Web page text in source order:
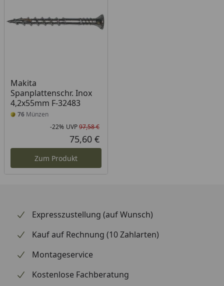
Makita
Spanplattenschr. Inox
4,2x55mm F-32483
76 Münzen
Rabatt in Prozent
-22%
Ursprünglicher Preis
UVP97,58 €
Aktueller Preis
75,60 €
Zum Produkt
Expresszustellung (auf Wunsch)
Kauf auf Rechnung (10 Zahlarten)
Montageservice
Kostenlose Fachberatung